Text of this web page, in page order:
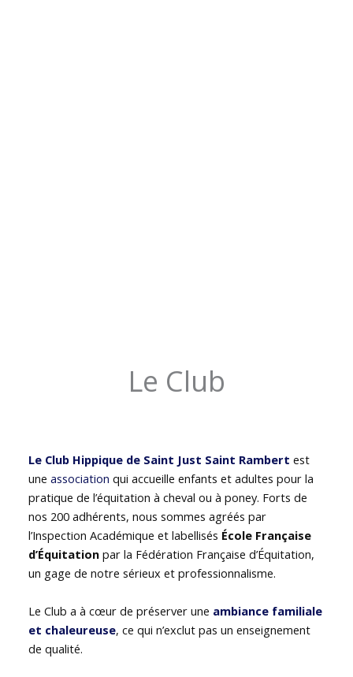
Le Club
Le Club Hippique de Saint Just Saint Rambert est
uneassociation qui accueille enfants et adultes pour la
pratique de l’équitation à cheval ou à poney. Forts de
nos 200 adhérents, nous sommes agréés par
l’Inspection Académique et labellisés École Française
d’Équitation par la Fédération Française d’Équitation,
un gage de notre sérieux et professionnalisme.
Le Club a à cœur de préserver une ambiance familiale
et chaleureuse, ce qui n’exclut pas un enseignement
de qualité.